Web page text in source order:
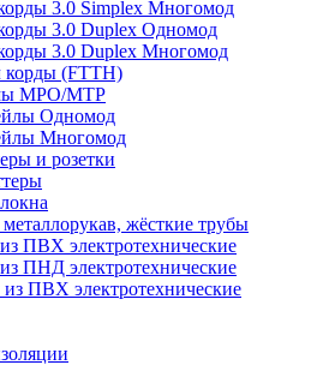
3.0 Simplex Многомод
3.0 Duplex Одномод
3.0 Duplex Многомод
корды (FTTH)
MPO/MTP
Одномод
Многомод
и розетки
жёсткие трубы
ПВХ электротехнические
ПНД электротехнические
ПВХ электротехнические